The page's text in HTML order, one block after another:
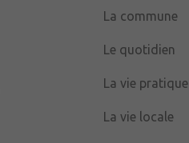
La commune
Le quotidien
La vie pratique
La vie locale